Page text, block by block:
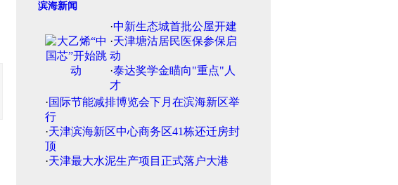
滨海新闻
·中新生态城首批公屋开建
·天津塘沽居民医保参保启
动
·泰达奖学金瞄向"重点"人
才
·国际节能减排博览会下月在滨海新区举
行
·天津滨海新区中心商务区41栋还迁房封
顶
·天津最大水泥生产项目正式落户大港